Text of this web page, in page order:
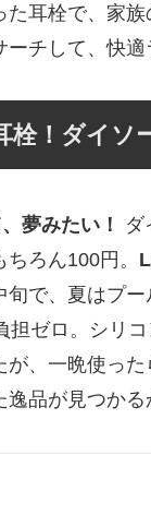
耳栓で、家
チして、快
栓！ダイソ
夢みたい！
ダ
ろん100円。
旬で、夏はプ
担ゼロ。シリ
、一晩使った
品が見つかる